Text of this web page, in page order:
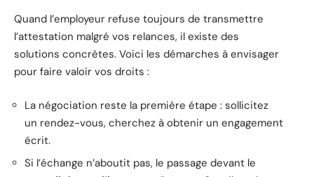
Quand l’employeur refuse toujours de transmettre
l’attestation malgré vos relances, il existe des
solutions concrètes. Voici les démarches à envisager
pour faire valoir vos droits :
La négociation reste la première étape : sollicitez
un rendez-vous, cherchez à obtenir un engagement
écrit.
Si l’échange n’aboutit pas, le passage devant le